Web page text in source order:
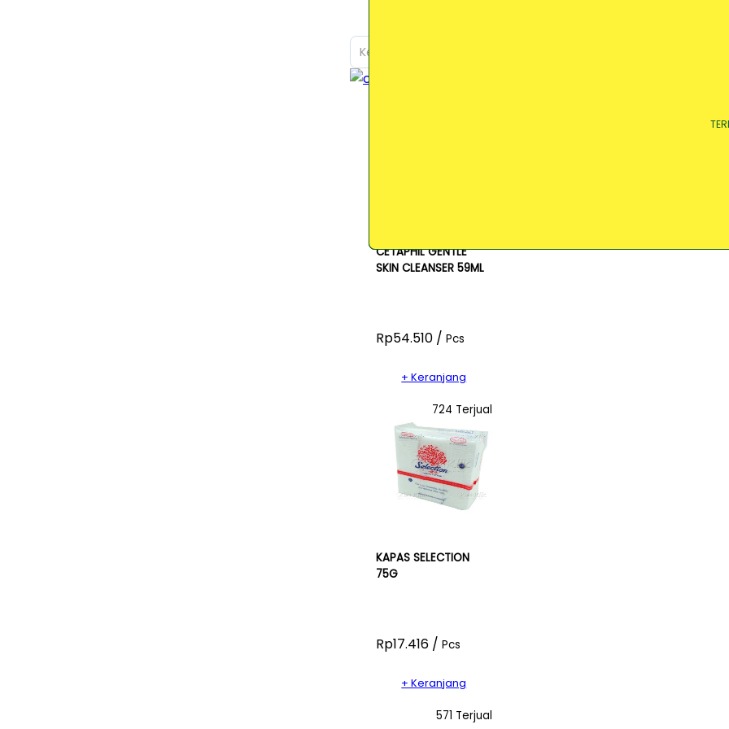
Ketik keluhan / obat yang Anda cari
CETAPHIL GENTLE
SKIN CLEANSER 59ML
Rp54.510 / Pcs
+ Keranjang
724 Terjual
KAPAS SELECTION
75G
Rp17.416 / Pcs
+ Keranjang
571 Terjual